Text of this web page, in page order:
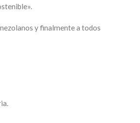
y finalmente a todos